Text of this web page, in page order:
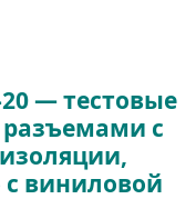
— тестовые
с
виниловой